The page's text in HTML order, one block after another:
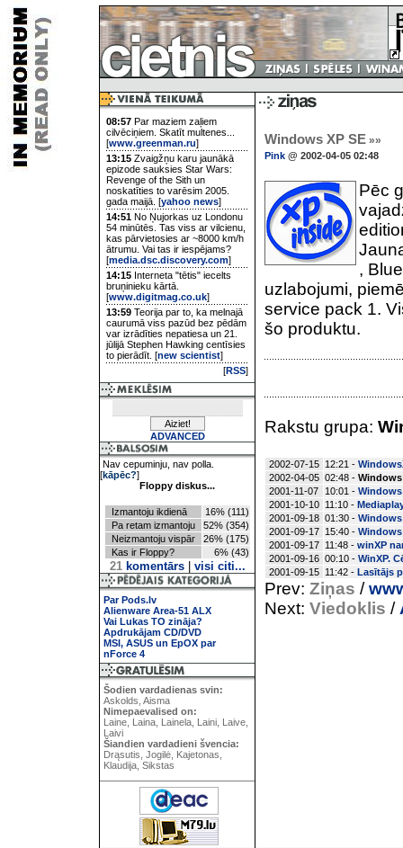
08:57 Par maziem zaļiem
cilvēciņiem. Skatīt multenes...
[www.greenman.ru]
13:15 Zvaigžņu karu jaunākā
epizode sauksies Star Wars:
Revenge of the Sith un
noskatīties to varēsim 2005.
gada maijā. [yahoo news]
14:51 No Ņujorkas uz Londonu
54 minūtēs. Tas viss ar vilcienu,
kas pārvietosies ar ~8000 km/h
ātrumu. Vai tas ir iespējams?
[media.dsc.discovery.com]
14:15 Interneta "tētis" iecelts
bruņinieku kārtā.
[www.digitmag.co.uk]
13:59 Teorija par to, ka melnajā
caurumā viss pazūd bez pēdām
var izrādīties nepatiesa un 21.
jūlijā Stephen Hawking centīsies
to pierādīt. [new scientist]
[RSS]
ADVANCED
Nav cepuminju, nav polla.
[kāpēc?]
Floppy diskus...
Izmantoju ikdienā
16% (111)
Pa retam izmantoju
52% (354)
Neizmantoju vispār
26% (175)
Kas ir Floppy?
6% (43)
21komentārs| visi citi...
Par Pods.lv
Alienware Area-51 ALX
Vai Lukas TO zināja?
Apdrukājam CD/DVD
MSI, ASUS un EpOX par
nForce 4
Šodien vardadienas svin:
Askolds, Aisma
Nimepaevalised on:
Laine, Laina, Lainela, Laini, Laive,
Laivi
Šiandien vardadieni švencia:
Drąsutis, Jogilė, Kajetonas,
Klaudija, Sikstas
Windows XP SE »»
Pink @ 2002-04-05 02:48
Pēc
,
uzlabojumi,
service pack 1.
šo produktu.
Rakstu grupa:
2002-07-15 12:21 -
2002-04-05 02:48 - Windows
2001-11-07
10:01 - Windows
2001-10-10 11:10 -
2001-09-18 01:30 - Windows
2001-09-17 15:40 -
2001-09-17 11:48 - winXP
2001-09-16 00:10 - WinXP.
2001-09-15 11:42 - Lasītājs
Prev: Ziņas /
Next: Viedoklis /